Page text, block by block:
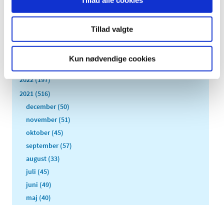
Tillad valgte
Kun nødvendige cookies
2022 (197)
2021 (516)
december (50)
november (51)
oktober (45)
september (57)
august (33)
juli (45)
juni (49)
maj (40)